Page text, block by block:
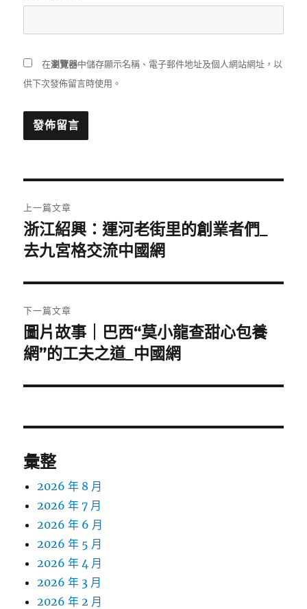
在瀏覽器中儲存顯示名稱、電子郵件地址及個人網站網址，以
供下次發佈留言時使用。
章
導
覽
上一篇文章
上
一
文
章:
浙江紹興：運河老街里的創業者們_
去九宮格交流中國網
下一篇文章
下
一
文
圖片故事｜巴西“莫小龍查甜心包養
網”的工夫之道_中國網
彙整
2026 年 8 月
2026 年 7 月
2026 年 6 月
2026 年 5 月
2026 年 4 月
2026 年 3 月
2026 年 2 月